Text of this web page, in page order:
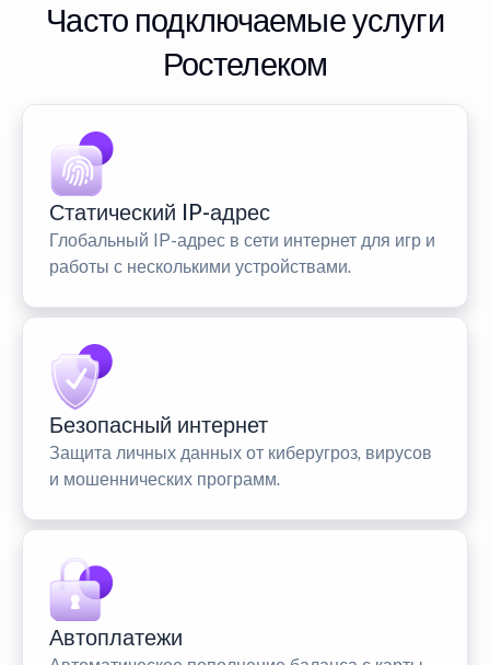
Часто подключаемые услуги
Ростелеком
Статический IP-адрес
Глобальный IP-адрес в сети интернет для игр и
работы с несколькими устройствами.
Безопасный интернет
Защита личных данных от киберугроз, вирусов
и мошеннических программ.
Автоплатежи